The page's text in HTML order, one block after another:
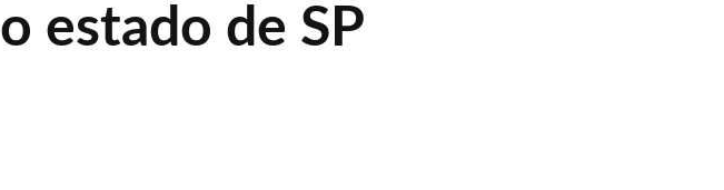
o estado de SP